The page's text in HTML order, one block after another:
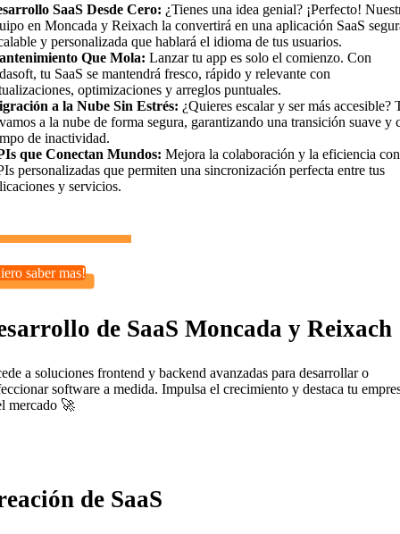
SaaS Desde Cero: ¿Tienes una idea genial? ¡Perfecto!
en Moncada y Reixach la convertirá en una aplicación SaaS
y personalizada que hablará el idioma de tus usuarios.
Que Mola: Lanzar tu app es solo el comienzo. Con
tu SaaS se mantendrá fresco, rápido y relevante con
optimizaciones y arreglos puntuales.
a la Nube Sin Estrés: ¿Quieres escalar y ser más accesible?
a la nube de forma segura, garantizando una transición suave y
de inactividad.
que Conectan Mundos: Mejora la colaboración y la eficiencia con
personalizadas que permiten una sincronización perfecta entre tus
y servicios.
saber mas!
de SaaS Moncada y Reixach
a soluciones frontend y backend avanzadas para desarrollar o
software a medida. Impulsa el crecimiento y destaca tu
mercado 🚀
de SaaS